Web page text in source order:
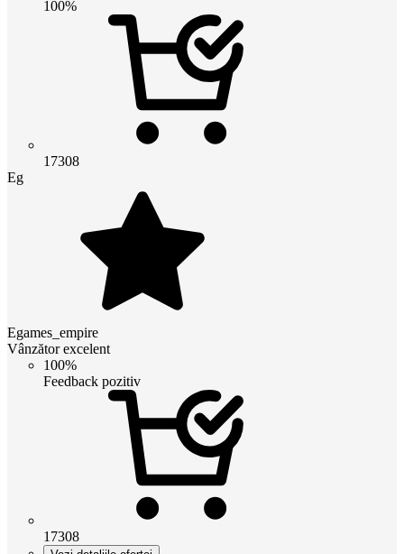
100%
17308
Eg
Egames_empire
Vânzător excelent
100%
Feedback pozitiv
17308